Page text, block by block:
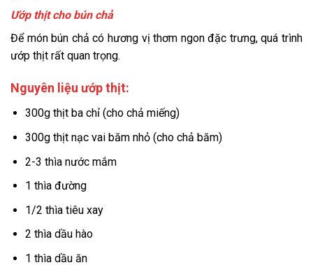
Ướp thịt cho bún chả
Để món bún chả có hương vị thơm ngon đặc trưng, quá trình
ướp thịt rất quan trọng.
Nguyên liệu ướp thịt:
300g thịt ba chỉ (cho chả miếng)
300g thịt nạc vai băm nhỏ (cho chả băm)
2-3 thìa nước mắm
1 thìa đường
1/2 thìa tiêu xay
2 thìa dầu hào
1 thìa dầu ăn